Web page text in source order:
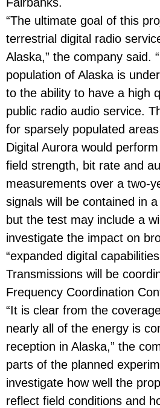
“The ultimate goal of this
terrestrial digital radio
Alaska,” the company said.
population of Alaska is
to the ability to have a high
public radio audio service.
for sparsely populated
Digital Aurora would
field strength, bit rate and
measurements over a two-
signals will be contained in
but the test may include a
investigate the impact on
“expanded digital
Transmissions will be
Frequency Coordination
“It is clear from the
nearly all of the energy is
reception in Alaska,” the
parts of the planned
investigate how well the
reflect field conditions and